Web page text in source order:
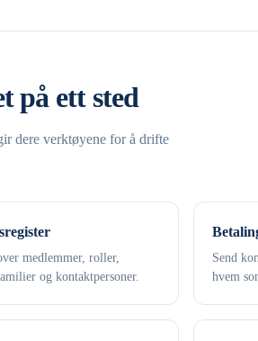
på ett sted
dere verktøyene for å drifte
medlemmer, roller,
og kontaktpersoner.
Send
hvem